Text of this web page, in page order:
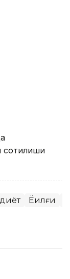
сотилиши
Ёқилғи